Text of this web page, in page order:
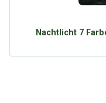
Nachtlicht 7